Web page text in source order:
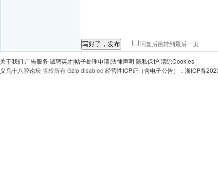
写好了，发布 回复后跳转到最后一页
关于我们|广告服务|诚聘英才|帖子处理申请|法律声明|隐私保护|清除Cookies
义乌十八腔论坛 版权所有 Gzip disabled 经营性ICP证（含电子公告）：浙ICP备